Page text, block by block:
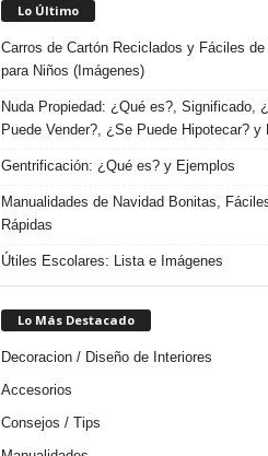
Lo Último
Carros de Cartón Reciclados y Fáciles de
para Niños (Imágenes)
Nuda Propiedad: ¿Qué es?, Significado,
Puede Vender?, ¿Se Puede Hipotecar? y
Gentrificación: ¿Qué es? y Ejemplos
Manualidades de Navidad Bonitas,
Rápidas
Útiles Escolares: Lista e Imágenes
Lo Más Destacado
Decoracion / Diseño de Interiores
Accesorios
Consejos / Tips